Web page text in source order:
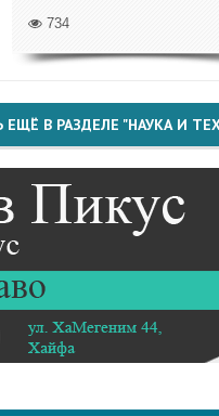
734
ЕЩЁ В РАЗДЕЛЕ "НАУКА И